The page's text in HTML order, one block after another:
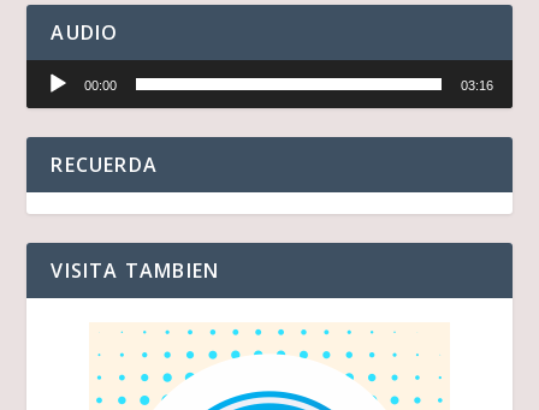
AUDIO
Reproductor
audio
00:00 03:16
RECUERDA
VISITA TAMBIEN